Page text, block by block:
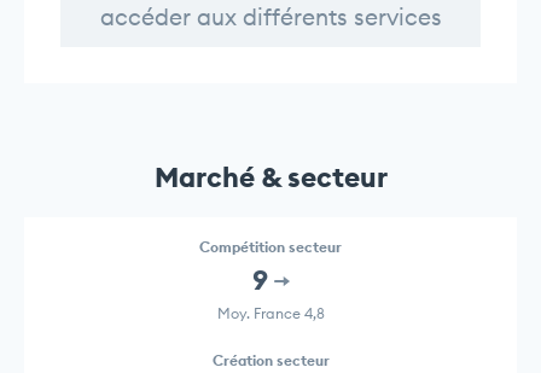
accéder aux différents services
Marché & secteur
Compétition secteur
9
Moy. France 4,8
Création secteur